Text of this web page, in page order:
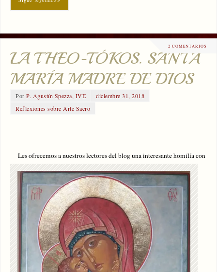
2 COMENTARIOS
LA THEO-TÓKOS. SANTA
MARÍA MADRE DE DIOS
PorP. Agustín Spezza, IVE
diciembre 31, 2018
Reflexiones sobre Arte Sacro
Les ofrecemos a nuestros lectores del blog una interesante homilía con